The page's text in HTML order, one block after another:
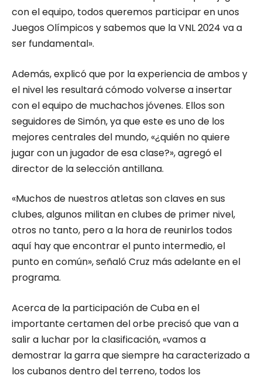
con el equipo, todos queremos participar en unos
Juegos Olímpicos y sabemos que la VNL 2024 va a
ser fundamental».
Además, explicó que por la experiencia de ambos y
el nivel les resultará cómodo volverse a insertar
con el equipo de muchachos jóvenes. Ellos son
seguidores de Simón, ya que este es uno de los
mejores centrales del mundo, «¿quién no quiere
jugar con un jugador de esa clase?», agregó el
director de la selección antillana.
«Muchos de nuestros atletas son claves en sus
clubes, algunos militan en clubes de primer nivel,
otros no tanto, pero a la hora de reunirlos todos
aquí hay que encontrar el punto intermedio, el
punto en común», señaló Cruz más adelante en el
programa.
Acerca de la participación de Cuba en el
importante certamen del orbe precisó que van a
salir a luchar por la clasificación, «vamos a
demostrar la garra que siempre ha caracterizado a
los cubanos dentro del terreno, todos los